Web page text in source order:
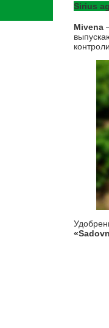
Sirius
Mivena